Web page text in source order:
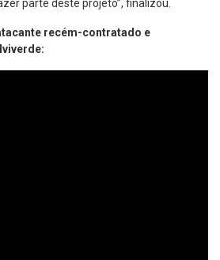
parte deste projeto”, finalizou.
recém-contratado e